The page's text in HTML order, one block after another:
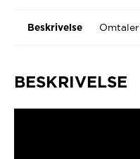
Beskrivelse
BESKRIVELSE